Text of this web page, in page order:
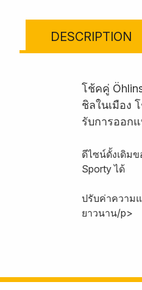
DESCRIPTION
โช้คคู่
ชิลในเมือง
รับการออก
ดีไซน์ดั้งเดิม
Sporty ได้
ปรับค่าความ
ยาวนาน/p>